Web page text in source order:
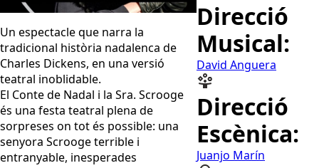
Un espectacle que narra la
tradicional història nadalenca de
Charles Dickens, en una versió
teatral inoblidable.
El Conte de Nadal i la Sra. Scrooge
és una festa teatral plena de
sorpreses on tot és possible: una
senyora Scrooge terrible i
entranyable, inesperades
Direcció
Musical:
David Anguera
Direcció
Escènica:
Juanjo Marín